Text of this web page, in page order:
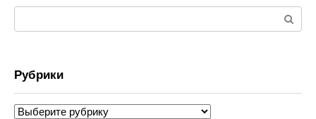
Рубрики
Рубрики